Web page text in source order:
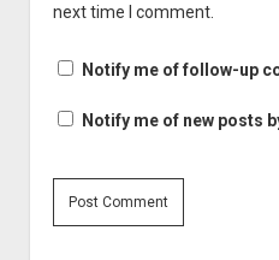
next time I comment.
Notify me of follow-up
Notify me of new posts